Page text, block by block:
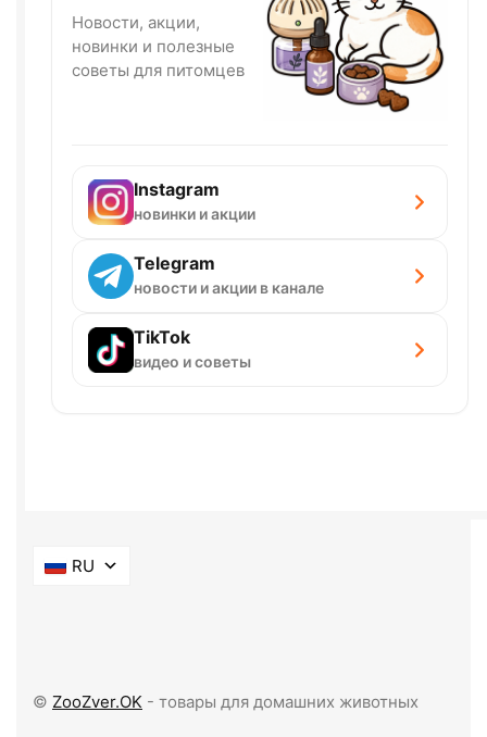
Новости, акции,
новинки и полезные
советы для питомцев
Instagram
новинки и акции
Telegram
новости и акции в канале
TikTok
видео и советы
RU
© ZooZver.OK - товары для домашних животных